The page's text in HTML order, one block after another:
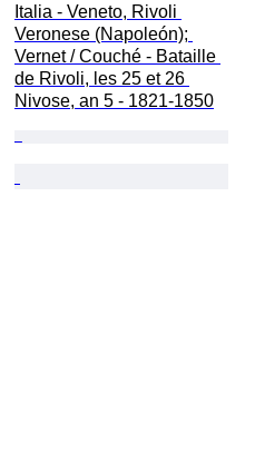
Italia - Veneto, Rivoli
Veronese (Napoleón);
Vernet / Couché - Bataille
de Rivoli, les 25 et 26
Nivose, an 5 - 1821-1850